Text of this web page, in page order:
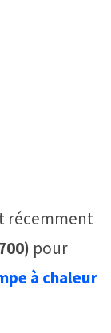
récemment
pour
à chaleur